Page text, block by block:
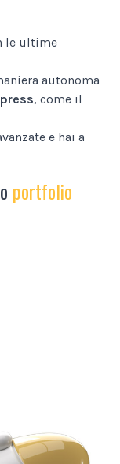
le ultime
autonoma
, come il
e hai a
portfolio